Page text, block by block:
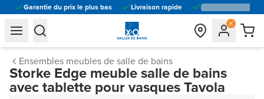
Garantie du prix le plus bas Livraison rapide
general.navigation.toggle_menu.label
general.navigation.toggle_menu.label
Ensembles meubles de salle de bains
Storke Edge meuble salle de bains
avec tablette pour vasques Tavola